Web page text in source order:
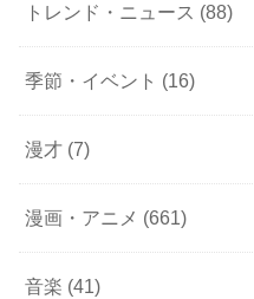
トレンド・ニュース (88)
季節・イベント (16)
漫才 (7)
漫画・アニメ (661)
音楽 (41)